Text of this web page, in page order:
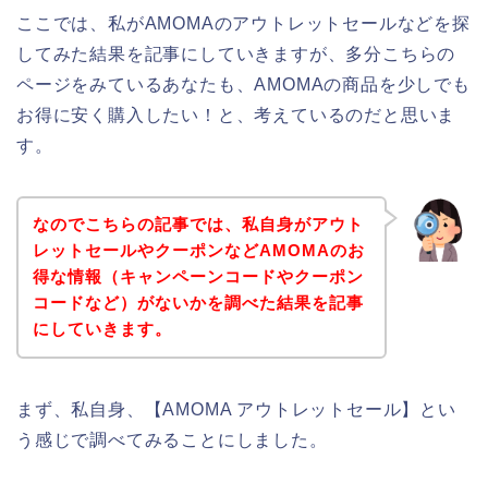
ここでは、私がAMOMAのアウトレットセールなどを探
してみた結果を記事にしていきますが、多分こちらの
ページをみているあなたも、AMOMAの商品を少しでも
お得に安く購入したい！と、考えているのだと思いま
す。
なのでこちらの記事では、私自身がアウト
レットセールやクーポンなどAMOMAのお
得な情報（キャンペーンコードやクーポン
コードなど）がないかを調べた結果を記事
にしていきます。
まず、私自身、【AMOMA アウトレットセール】とい
う感じで調べてみることにしました。